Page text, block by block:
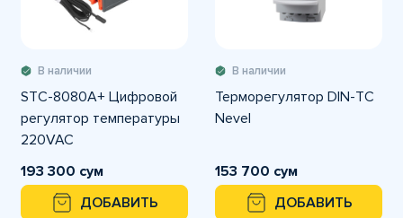
В наличии
STC-8080A+ Цифровой
регулятор температуры
220VAC
193 300 сум
ДОБАВИТЬ
В наличии
Терморегулятор DIN-TC
Nevel
153 700 сум
ДОБАВИТЬ